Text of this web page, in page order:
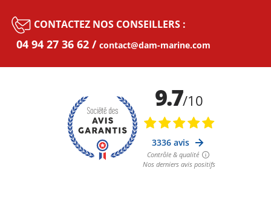
CONTACTEZ NOS CONSEILLERS :
04 94 27 36 62 contact@dam-marine.com